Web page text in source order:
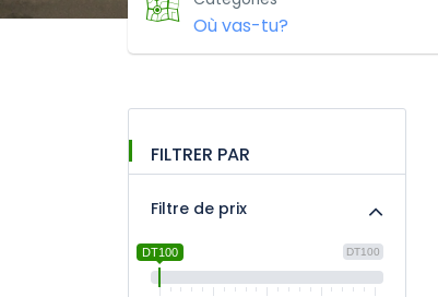
FILTRER PAR
Filtre de prix
DT100
DT100